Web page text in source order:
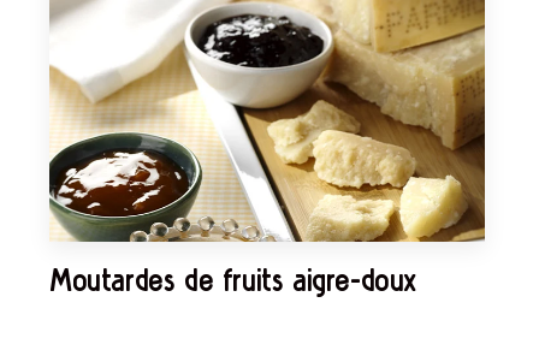
Moutardes de fruits aigre-doux